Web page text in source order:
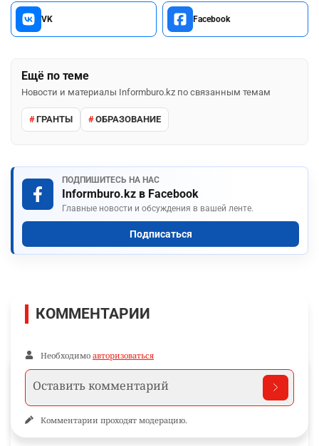
VK Facebook
Ещё по теме
Новости и материалы Informburo.kz по связанным темам
ГРАНТЫ ОБРАЗОВАНИЕ
ПОДПИШИТЕСЬ НА НАС
Informburo.kz в Facebook
Главные новости и обсуждения в вашей ленте.
Подписаться
КОММЕНТАРИИ
Необходимо авторизоваться
Комментарии проходят модерацию.